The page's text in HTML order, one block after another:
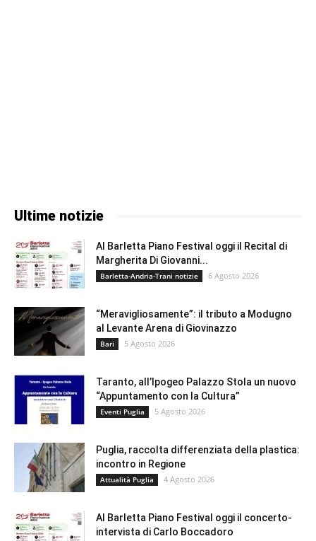
Ultime notizie
Al Barletta Piano Festival oggi il Recital di
Margherita Di Giovanni...
Barletta-Andria-Trani notizie 6 Agosto 2026
“Meravigliosamente”: il tributo a Modugno
al Levante Arena di Giovinazzo
Bari 5 Agosto 2026
Taranto, all’Ipogeo Palazzo Stola un nuovo
“Appuntamento con la Cultura”
Eventi Puglia 5 Agosto 2026
Puglia, raccolta differenziata della plastica:
incontro in Regione
Attualità Puglia 4 Agosto 2026
Al Barletta Piano Festival oggi il concerto-
intervista di Carlo Boccadoro